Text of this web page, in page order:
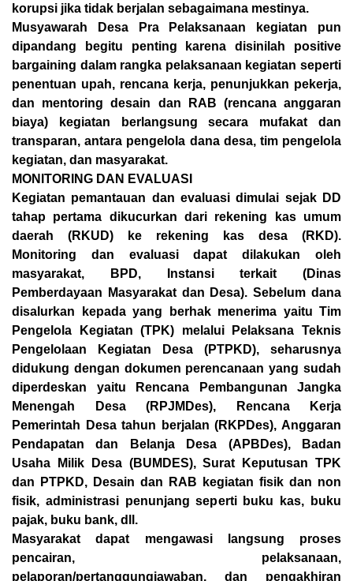
korupsi jika tidak berjalan sebagaimana mestinya.
Musyawarah Desa Pra Pelaksanaan kegiatan pun
dipandang begitu penting karena disinilah positive
bargaining dalam rangka pelaksanaan kegiatan seperti
penentuan upah, rencana kerja, penunjukkan pekerja,
dan mentoring desain dan RAB (rencana anggaran
biaya) kegiatan berlangsung secara mufakat dan
transparan, antara pengelola dana desa, tim pengelola
kegiatan, dan masyarakat.
MONITORING DAN EVALUASI
Kegiatan pemantauan dan evaluasi dimulai sejak DD
tahap pertama dikucurkan dari rekening kas umum
daerah (RKUD) ke rekening kas desa (RKD).
Monitoring dan evaluasi dapat dilakukan oleh
masyarakat, BPD, Instansi terkait (Dinas
Pemberdayaan Masyarakat dan Desa). Sebelum dana
disalurkan kepada yang berhak menerima yaitu Tim
Pengelola Kegiatan (TPK) melalui Pelaksana Teknis
Pengelolaan Kegiatan Desa (PTPKD), seharusnya
didukung dengan dokumen perencanaan yang sudah
diperdeskan yaitu Rencana Pembangunan Jangka
Menengah Desa (RPJMDes), Rencana Kerja
Pemerintah Desa tahun berjalan (RKPDes), Anggaran
Pendapatan dan Belanja Desa (APBDes), Badan
Usaha Milik Desa (BUMDES), Surat Keputusan TPK
dan PTPKD, Desain dan RAB kegiatan fisik dan non
fisik, administrasi penunjang seperti buku kas, buku
pajak, buku bank, dll.
Masyarakat dapat mengawasi langsung proses
pencairan, pelaksanaan,
pelaporan/pertanggungjawaban, dan pengakhiran